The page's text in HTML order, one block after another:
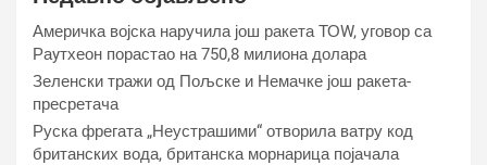
Америчка војска наручила још ракета ТОW, уговор са
Раyтхеон порастао на 750,8 милиона долара
Зеленски тражи од Пољске и Немачке још ракета-
пресретача
Руска фрегата „Неустрашими“ отворила ватру код
британских вода, британска морнарица појачала